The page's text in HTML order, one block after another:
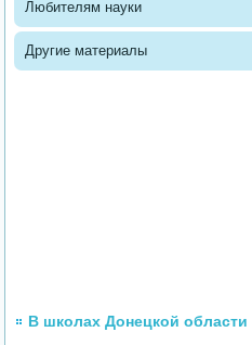
Любителям науки
Другие материалы
В школах Донецкой